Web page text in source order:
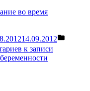
во время
14.09.2012
к записи